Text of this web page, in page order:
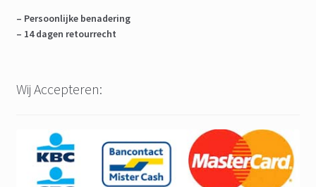
– Persoonlijke benadering
– 14 dagen retourrecht
Wij Accepteren: